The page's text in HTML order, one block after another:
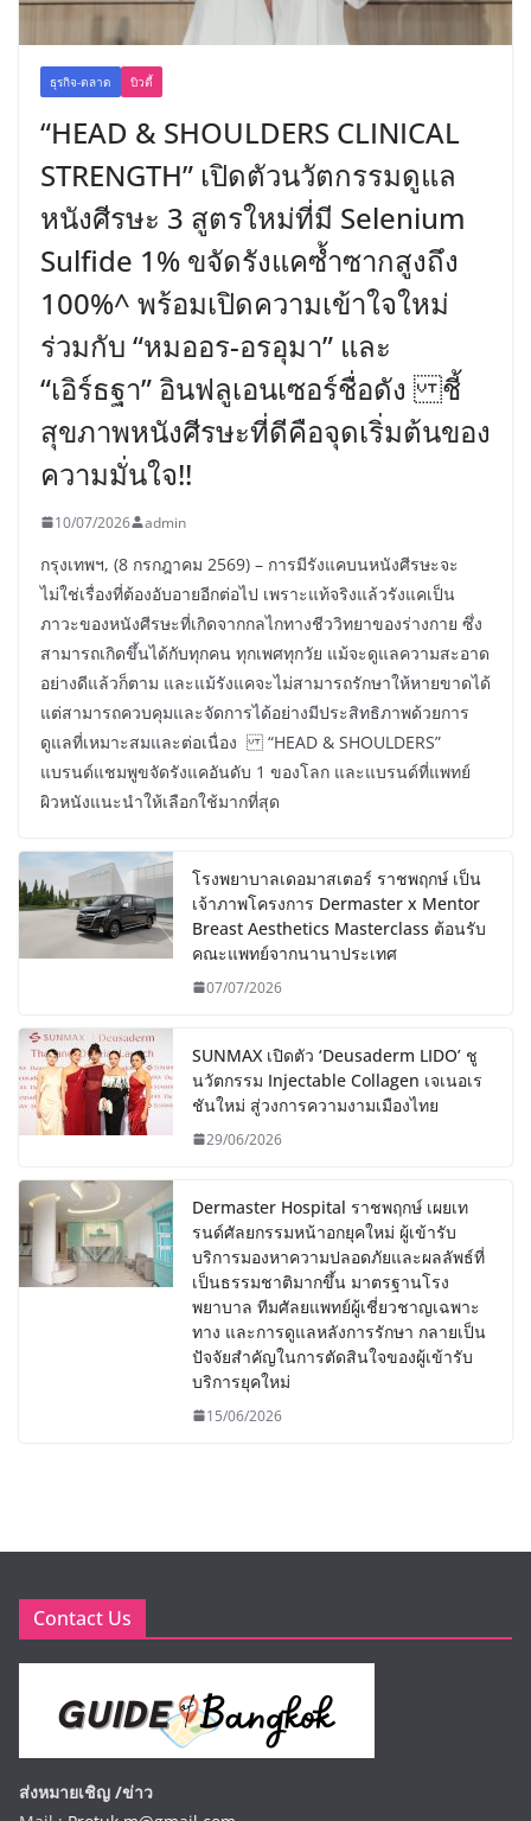
ธุรกิจ-ตลาด บิวตี้
“HEAD & SHOULDERS CLINICAL
STRENGTH” เปิดตัวนวัตกรรมดูแล
หนังศีรษะ 3 สูตรใหม่ที่มี Selenium
Sulfide 1% ขจัดรังแคซ้ำซากสูงถึง
100%^ พร้อมเปิดความเข้าใจใหม่
ร่วมกับ “หมออร-อรอุมา” และ
“เอิร์ธฐา” อินฟลูเอนเซอร์ชื่อดัง ชี้
สุขภาพหนังศีรษะที่ดีคือจุดเริ่มต้นของ
ความมั่นใจ!!
10/07/2026 admin
กรุงเทพฯ, (8 กรกฎาคม 2569) – การมีรังแคบนหนังศีรษะจะ
ไม่ใช่เรื่องที่ต้องอับอายอีกต่อไป เพราะแท้จริงแล้วรังแคเป็น
ภาวะของหนังศีรษะที่เกิดจากกลไกทางชีววิทยาของร่างกาย ซึ่ง
สามารถเกิดขึ้นได้กับทุกคน ทุกเพศทุกวัย แม้จะดูแลความสะอาด
อย่างดีแล้วก็ตาม และแม้รังแคจะไม่สามารถรักษาให้หายขาดได้
แต่สามารถควบคุมและจัดการได้อย่างมีประสิทธิภาพด้วยการ
ดูแลที่เหมาะสมและต่อเนื่อง “HEAD & SHOULDERS”
แบรนด์แชมพูขจัดรังแคอันดับ 1 ของโลก และแบรนด์ที่แพทย์
ผิวหนังแนะนำให้เลือกใช้มากที่สุด
โรงพยาบาลเดอมาสเตอร์ ราชพฤกษ์ เป็น
เจ้าภาพโครงการ Dermaster x Mentor
Breast Aesthetics Masterclass ต้อนรับ
คณะแพทย์จากนานาประเทศ
07/07/2026
SUNMAX เปิดตัว ‘Deusaderm LIDO’ ชู
นวัตกรรม Injectable Collagen เจเนอเร
ชันใหม่ สู่วงการความงามเมืองไทย
29/06/2026
Dermaster Hospital ราชพฤกษ์ เผยเท
รนด์ศัลยกรรมหน้าอกยุคใหม่ ผู้เข้ารับ
บริการมองหาความปลอดภัยและผลลัพธ์ที่
เป็นธรรมชาติมากขึ้น มาตรฐานโรง
พยาบาล ทีมศัลยแพทย์ผู้เชี่ยวชาญเฉพาะ
ทาง และการดูแลหลังการรักษา กลายเป็น
ปัจจัยสำคัญในการตัดสินใจของผู้เข้ารับ
บริการยุคใหม่
15/06/2026
Contact Us
ส่งหมายเชิญ /ข่าว